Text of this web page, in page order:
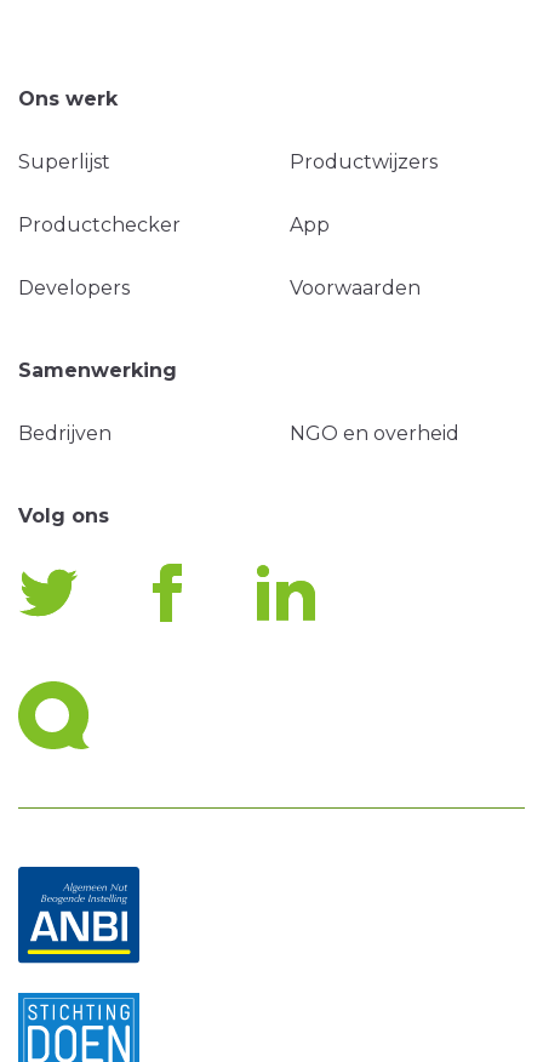
Ons werk
Superlijst Productwijzers
Productchecker App
Developers Voorwaarden
Samenwerking
Bedrijven NGO en overheid
Volg ons